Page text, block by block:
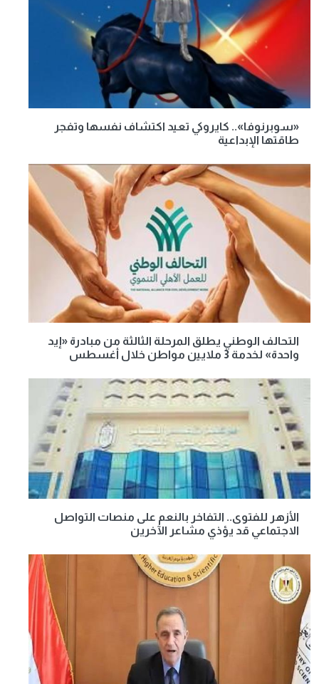
«سوبرنوفا».. كايروكي تعيد اكتشاف نفسها وتفجر
طاقتها الإبداعية
التحالف الوطني يطلق المرحلة الثالثة من مبادرة «إيد
واحدة» لخدمة 3 ملايين مواطن خلال أغسطس
الأزهر للفتوى.. التفاخر بالنعم على منصات التواصل
الاجتماعي قد يؤذي مشاعر الآخرين